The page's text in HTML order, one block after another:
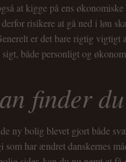
at kigge på ens
risikere at gå ned i løn
er det bare rigtig vigtigt
både personligt og
finder
ny bolig blevet gjort både
som har ændret danskernes